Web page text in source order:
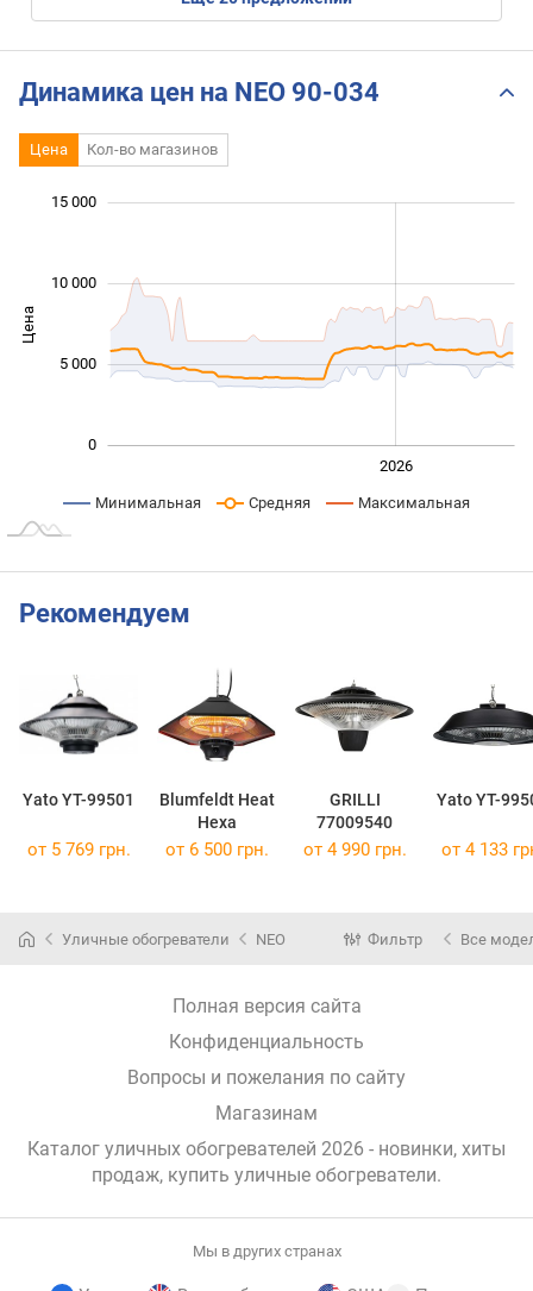
Динамика цен на NEO 90-034
Цена Кол-во магазинов
Цена
0
15 000
10 000
5 000
2026
Минимальная Средняя Максимальная
Рекомендуем
Yato YT-99501
Blumfeldt Heat
Hexa
GRILLI
77009540
Yato YT-
от 5 769 грн. от 6 500 грн. от 4 990 грн. от 4 133
Уличные обогреватели NEO Фильтр Все
Полная версия сайта
Конфиденциальность
Вопросы и пожелания по сайту
Магазинам
Каталог уличных обогревателей 2026 - новинки, хиты
продаж, купить уличные обогреватели.
Мы в других странах